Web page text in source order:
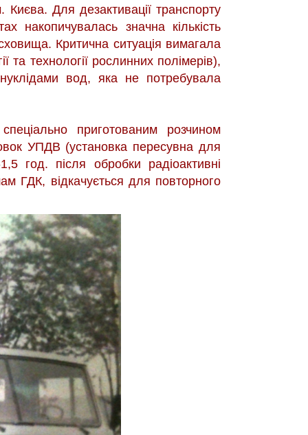
Києва. Для дезактивації транспорту
накопичувалась значна кількість
Критична ситуація вимагала
технології рослинних полімерів),
вод, яка не потребувала
приготованим розчином
УПДВ (установка пересувна для
год. після обробки радіоактивні
ГДК, відкачується для повторного